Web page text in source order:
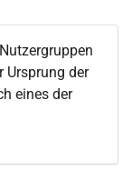
Ursprung der
eines der